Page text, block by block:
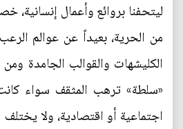
ليتحفنا بروائع وأعمال
من الحرية، بعيداً عن عوالم
الكليشهات والقوالب الجامدة
«سلطة» ترهب المثقف سواء
اجتماعية أو اقتصادية، ولا